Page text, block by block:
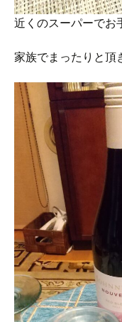
近くのスーパーでお
家族でまったりと頂